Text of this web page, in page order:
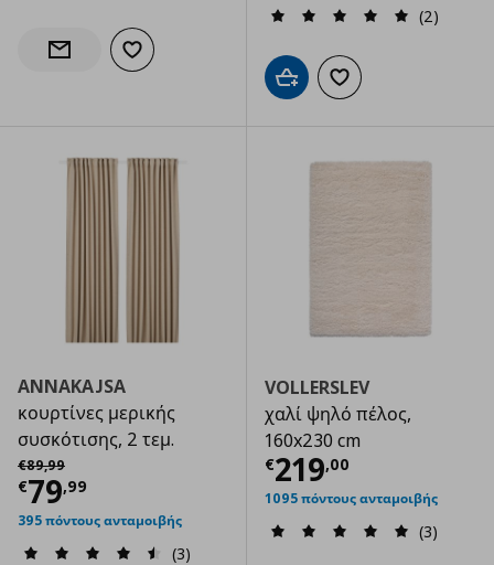
Ενημέρωση διαθεσιμότητας
Προσθήκη στα αγαπημένα
(2)
Προσθήκη στο καλάθι
Προσθήκη στα
ANNAKAJSA
κουρτίνες μερικής
συσκότισης, 2 τεμ.
€89,99
Αρχική τιμή
€79,99
Τρέχουσα τιμή € 79,99
395 πόντους ανταμοιβής
(3)
VOLLERSLEV
χαλί ψηλό πέλος,
160x230 cm
€219,00
Τρέχουσα
1095 πόντους ανταμοιβής
(3)